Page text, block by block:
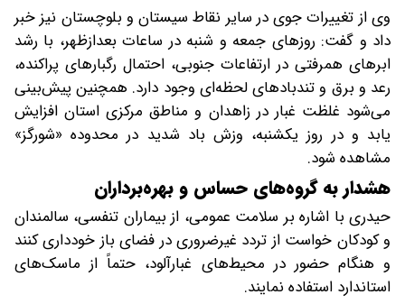
وی از تغییرات جوی در سایر نقاط سیستان و بلوچستان نیز خبر
داد و گفت: روزهای جمعه و شنبه در ساعات بعدازظهر، با رشد
ابرهای همرفتی در ارتفاعات جنوبی، احتمال رگبارهای پراکنده،
رعد و برق و تندبادهای لحظه‌ای وجود دارد. همچنین پیش‌بینی
می‌شود غلظت غبار در زاهدان و مناطق مرکزی استان افزایش
یابد و در روز یکشنبه، وزش باد شدید در محدوده «شورگز»
مشاهده شود.
هشدار به گروه‌های حساس و بهره‌برداران
حیدری با اشاره بر سلامت عمومی، از بیماران تنفسی، سالمندان
و کودکان خواست از تردد غیرضروری در فضای باز خودداری کنند
و هنگام حضور در محیط‌های غبارآلود، حتماً از ماسک‌های
استاندارد استفاده نمایند.